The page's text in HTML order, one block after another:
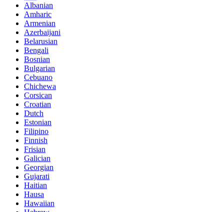
Albanian
Amharic
Armenian
Azerbaijani
Belarusian
Bengali
Bosnian
Bulgarian
Cebuano
Chichewa
Corsican
Croatian
Dutch
Estonian
Filipino
Finnish
Frisian
Galician
Georgian
Gujarati
Haitian
Hausa
Hawaiian